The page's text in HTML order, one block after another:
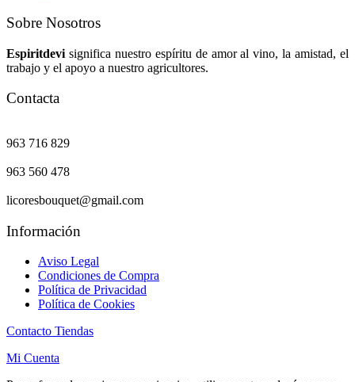
Sobre Nosotros
Espiritdevi significa nuestro espíritu de amor al vino, la amistad, el
trabajo y el apoyo a nuestro agricultores.
Contacta
963 716 829
963 560 478
licoresbouquet@gmail.com
Información
Aviso Legal
Condiciones de Compra
Política de Privacidad
Política de Cookies
Contacto Tiendas
Mi Cuenta